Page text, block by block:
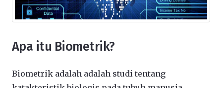
Apa itu Biometrik?
Biometrik adalah adalah studi tentang